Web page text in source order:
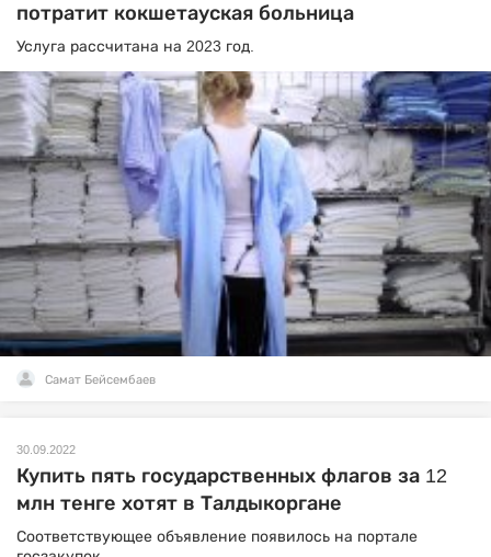
потратит кокшетауская больница
Услуга рассчитана на 2023 год.
Самат Бейсембаев
30.09.2022
Купить пять государственных флагов за 12
млн тенге хотят в Талдыкоргане
Соответствующее объявление появилось на портале